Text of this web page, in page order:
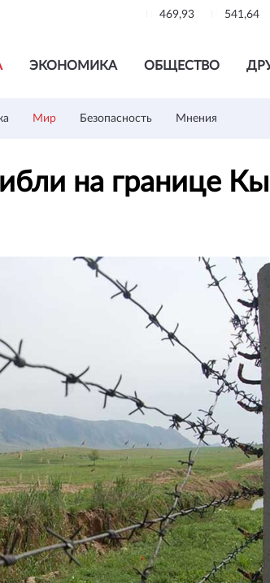
469,93 541,64
ЭКОНОМИКА ОБЩЕСТВО
Мир Безопасность Мнения
на границе